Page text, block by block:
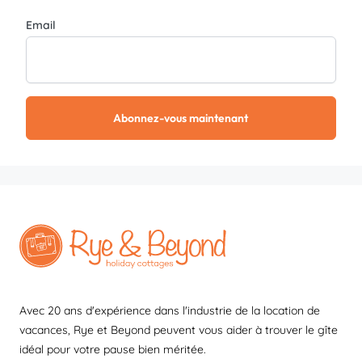
Email
Abonnez-vous maintenant
Avec 20 ans d'expérience dans l'industrie de la location de
vacances, Rye et Beyond peuvent vous aider à trouver le gîte
idéal pour votre pause bien méritée.